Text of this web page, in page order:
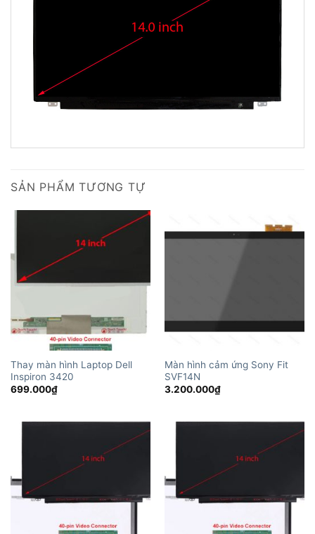
SẢN PHẨM TƯƠNG TỰ
Thay màn hình Laptop Dell
Inspiron 3420
699.000₫
Màn hình cảm ứng Sony Fit
SVF14N
3.200.000₫